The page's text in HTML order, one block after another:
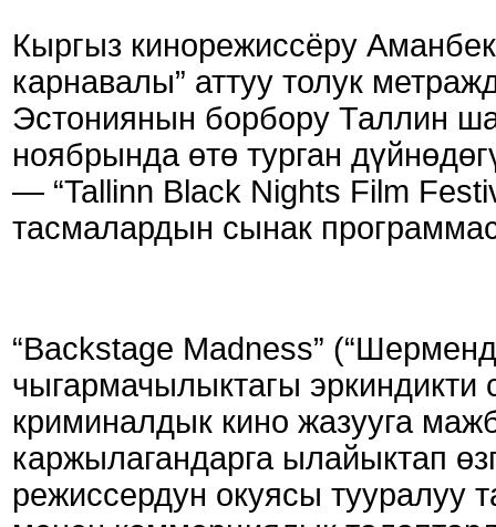
Кыргыз кинорежиссёру
карнавалы” аттуу толук
Эстониянын борбору Таллин
ноябрында өтө турган
— “Tallinn Black Nights Film
тасмалардын сынак
“Backstage Madness”
чыгармачылыктагы
криминалдык кино жазууга
каржылагандарга ылайыктап
режиссердун окуясы тууралуу